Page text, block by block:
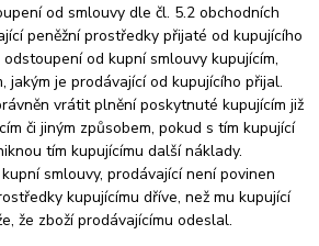
od smlouvy dle čl. 5.2 obchodních
peněžní prostředky přijaté od kupujícího
od kupní smlouvy kupujícím,
jakým je prodávající od kupujícího přijal.
vrátit plnění poskytnuté kupujícím již
či jiným způsobem, pokud s tím kupující
tím kupujícímu další náklady.
smlouvy, prodávající není povinen
kupujícímu dříve, než mu kupující
že zboží prodávajícímu odeslal.